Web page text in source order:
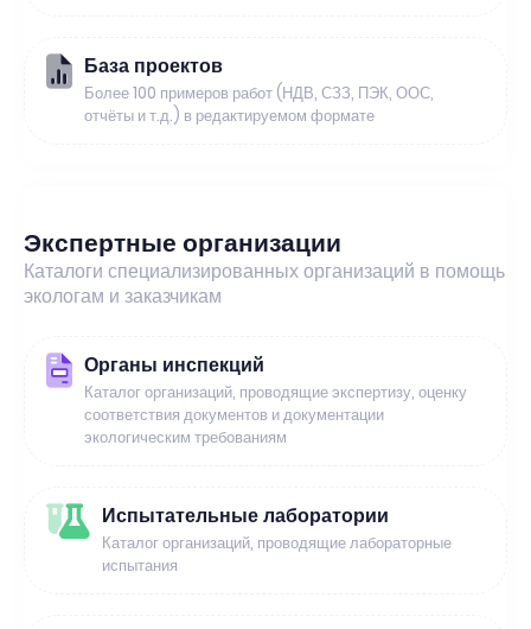
База проектов
Более 100 примеров работ (НДВ, СЗЗ, ПЭК, ООС,
отчёты и т.д.) в редактируемом формате
Экспертные организации
Каталоги специализированных организаций в помощь
экологам и заказчикам
Органы инспекций
Каталог организаций, проводящие экспертизу, оценку
соответствия документов и документации
экологическим требованиям
Испытательные лаборатории
Каталог организаций, проводящие лабораторные
испытания